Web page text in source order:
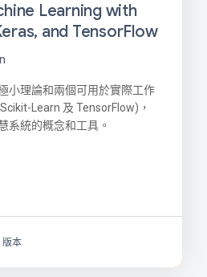
Learning with
and TensorFlow
小理論和兩個可用於實際工作
Learn 及 TensorFlow)，
系統的概念和工具。
版本